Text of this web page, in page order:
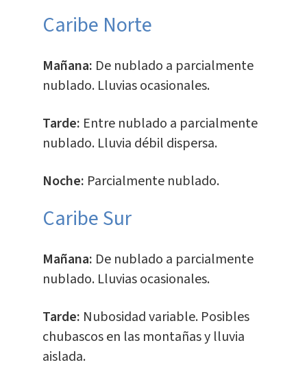
Caribe Norte
Mañana: De nublado a parcialmente
nublado. Lluvias ocasionales.
Tarde: Entre nublado a parcialmente
nublado. Lluvia débil dispersa.
Noche: Parcialmente nublado.
Caribe Sur
Mañana: De nublado a parcialmente
nublado. Lluvias ocasionales.
Tarde: Nubosidad variable. Posibles
chubascos en las montañas y lluvia
aislada.